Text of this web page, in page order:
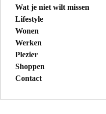
Wat je niet wilt missen
Lifestyle
Wonen
Werken
Plezier
Shoppen
Contact